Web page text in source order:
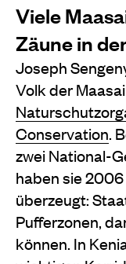
Viele
Zäune in
Joseph
Volk der
Conservation.
zwei National-
haben sie
überzeugt:
Pufferzonen,
können. In